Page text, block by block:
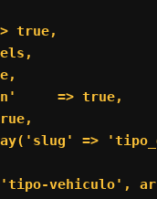
true,
=> true,
=>
vehiculo',